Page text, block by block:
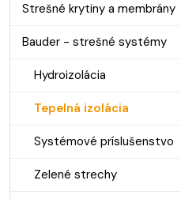
Strešné krytiny a membrány
Bauder - strešné systémy
Hydroizolácia
Tepelná izolácia
Systémové príslušenstvo
Zelené strechy